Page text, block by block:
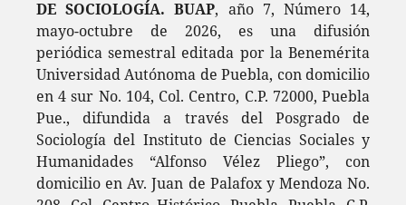
DE SOCIOLOGÍA. BUAP, año 7, Número 14,
mayo-octubre de 2026, es una difusión
periódica semestral editada por la Benemérita
Universidad Autónoma de Puebla, con domicilio
en 4 sur No. 104, Col. Centro, C.P. 72000, Puebla
Pue., difundida a través del Posgrado de
Sociología del Instituto de Ciencias Sociales y
Humanidades “Alfonso Vélez Pliego”, con
domicilio en Av. Juan de Palafox y Mendoza No.